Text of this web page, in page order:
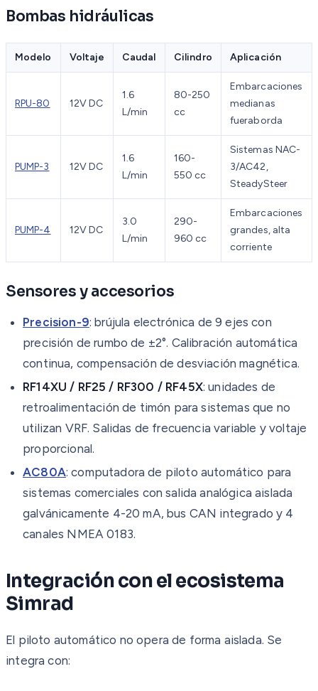
Bombas hidráulicas
Modelo Voltaje Caudal Cilindro Aplicación
RPU-80 12V DC
1.6
L/min
80-250
cc
Embarcaciones
medianas
fueraborda
PUMP-3 12V DC
1.6
L/min
160-
550 cc
Sistemas NAC-
3/AC42,
SteadySteer
PUMP-4 12V DC
3.0
L/min
290-
960 cc
Embarcaciones
grandes, alta
corriente
Sensores y accesorios
Precision-9: brújula electrónica de 9 ejes con
precisión de rumbo de ±2°. Calibración automática
continua, compensación de desviación magnética.
RF14XU / RF25 / RF300 / RF45X: unidades de
retroalimentación de timón para sistemas que no
utilizan VRF. Salidas de frecuencia variable y voltaje
proporcional.
AC80A: computadora de piloto automático para
sistemas comerciales con salida analógica aislada
galvánicamente 4-20 mA, bus CAN integrado y 4
canales NMEA 0183.
Integración con el ecosistema
Simrad
El piloto automático no opera de forma aislada. Se
integra con: